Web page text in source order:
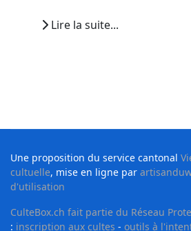
Lire la suite...
Une proposition du service cantonal
cultuelle, mise en ligne par
d'utilisation
CulteBox.ch fait partie du Réseau
: inscription aux cultes - outils à